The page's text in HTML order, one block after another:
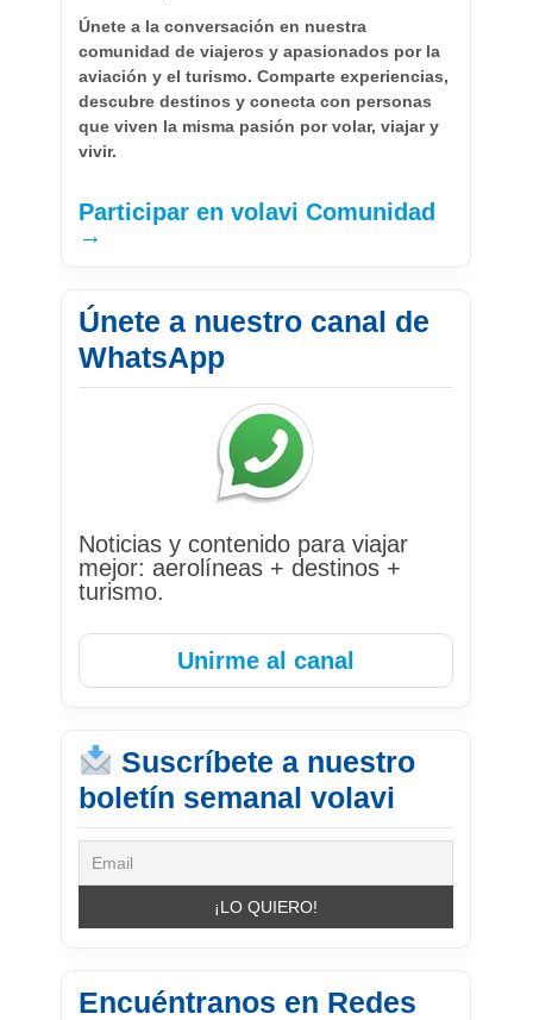
Únete a la conversación en nuestra
comunidad de viajeros y apasionados por la
aviación y el turismo. Comparte experiencias,
descubre destinos y conecta con personas
que viven la misma pasión por volar, viajar y
vivir.
Participar en volavi Comunidad
→
Únete a nuestro canal de
WhatsApp
Noticias y contenido para viajar
mejor: aerolíneas + destinos +
turismo.
Unirme al canal
Suscríbete a nuestro
boletín semanal volavi
Encuéntranos en Redes